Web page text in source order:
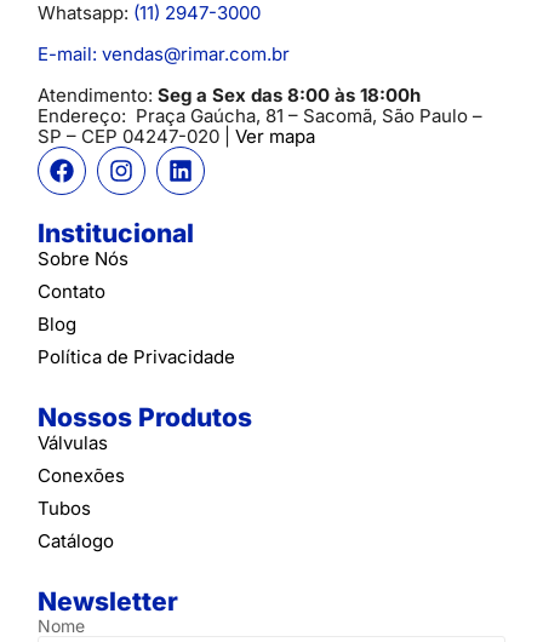
Whatsapp: (11) 2947-3000
E-mail: vendas@rimar.com.br
Atendimento: Seg a Sex das 8:00 às 18:00h
Endereço: Praça Gaúcha, 81 – Sacomã, São Paulo –
SP – CEP 04247-020 | Ver mapa
Institucional
Sobre Nós
Contato
Blog
Política de Privacidade
Nossos Produtos
Válvulas
Conexões
Tubos
Catálogo
Newsletter
Nome